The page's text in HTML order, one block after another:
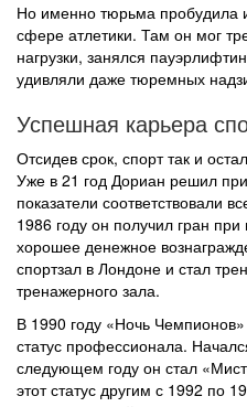
Но именно тюрьма пробудила
сфере атлетики. Там он мог
нагрузки, занялся
удивляли даже тюремных
Успешная карьера
Отсидев срок, спорт так и
Уже в 21 год Дориан решил
показатели соответствовали
1986 году он получил гран
хорошее денежное
спортзал в Лондоне и стал
тренажерного зала.
В 1990 году «Ночь
статус профессионала.
следующем году он стал
этот статус другим с 1992 по